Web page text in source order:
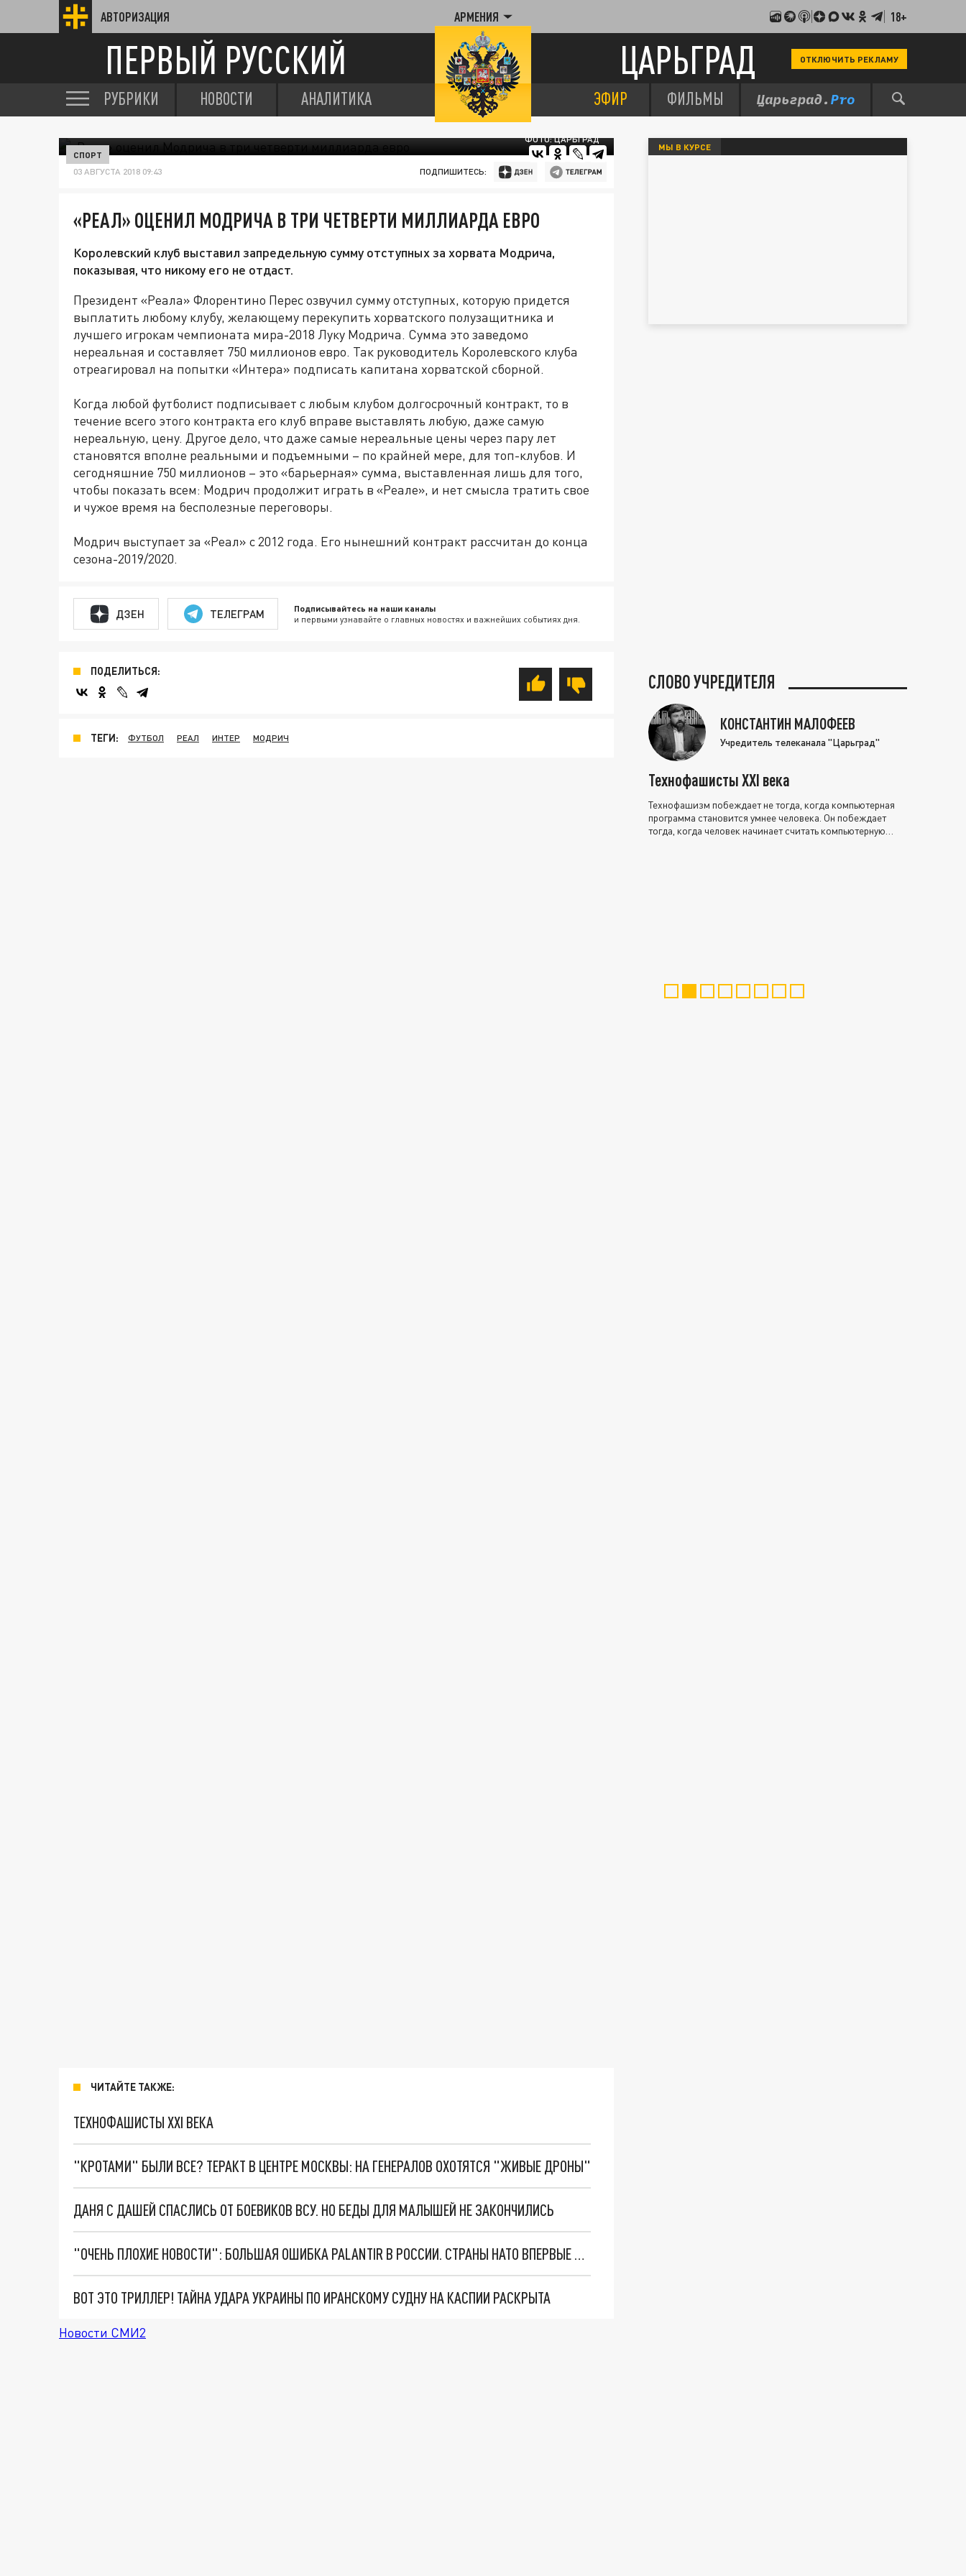
АВТОРИЗАЦИЯ АРМЕНИЯ 18+
ПЕРВЫЙ РУССКИЙ ЦАРЬГРАД ОТКЛЮЧИТЬ РЕКЛАМУ
РУБРИКИ НОВОСТИ АНАЛИТИКА ЭФИР ФИЛЬМЫ
ФОТО: ЦАРЬГРАД
СПОРТ
03 АВГУСТА 2018 09:43 ПОДПИШИТЕСЬ:
«РЕАЛ» ОЦЕНИЛ МОДРИЧА В ТРИ ЧЕТВЕРТИ МИЛЛИАРДА ЕВРО
Королевский клуб выставил запредельную сумму отступных за хорвата Модрича,
показывая, что никому его не отдаст.
Президент «Реала» Флорентино Перес озвучил сумму отступных, которую придется
выплатить любому клубу, желающему перекупить хорватского полузащитника и
лучшего игрокам чемпионата мира-2018 Луку Модрича. Сумма это заведомо
нереальная и составляет 750 миллионов евро. Так руководитель Королевского клуба
отреагировал на попытки «Интера» подписать капитана хорватской сборной.
Когда любой футболист подписывает с любым клубом долгосрочный контракт, то в
течение всего этого контракта его клуб вправе выставлять любую, даже самую
нереальную, цену. Другое дело, что даже самые нереальные цены через пару лет
становятся вполне реальными и подъемными – по крайней мере, для топ-клубов. И
сегодняшние 750 миллионов – это «барьерная» сумма, выставленная лишь для того,
чтобы показать всем: Модрич продолжит играть в «Реале», и нет смысла тратить свое
и чужое время на бесполезные переговоры.
Модрич выступает за «Реал» с 2012 года. Его нынешний контракт рассчитан до конца
сезона-2019/2020.
ДЗЕН ТЕЛЕГРАМ Подписывайтесь на наши каналы
и первыми узнавайте о главных новостях и важнейших событиях дня.
ПОДЕЛИТЬСЯ:
ТЕГИ: ФУТБОЛ РЕАЛ ИНТЕР МОДРИЧ
ЧИТАЙТЕ ТАКЖЕ:
ТЕХНОФАШИСТЫ XXI ВЕКА
"КРОТАМИ" БЫЛИ ВСЕ? ТЕРАКТ В ЦЕНТРЕ МОСКВЫ: НА ГЕНЕРАЛОВ ОХОТЯТСЯ "ЖИВЫЕ ДРОНЫ"
ДАНЯ С ДАШЕЙ СПАСЛИСЬ ОТ БОЕВИКОВ ВСУ. НО БЕДЫ ДЛЯ МАЛЫШЕЙ НЕ ЗАКОНЧИЛИСЬ
"ОЧЕНЬ ПЛОХИЕ НОВОСТИ": БОЛЬШАЯ ОШИБКА PALANTIR В РОССИИ. СТРАНЫ НАТО ВПЕРВЫЕ ЗА СВО ОСТАНОВИЛИ ПОСТАВКИ ОРУЖИЯ. ВСУ ТЕРЯЮТ ПРИГРАНИЧЬЕ?
ВОТ ЭТО ТРИЛЛЕР! ТАЙНА УДАРА УКРАИНЫ ПО ИРАНСКОМУ СУДНУ НА КАСПИИ РАСКРЫТА
Новости СМИ2
МЫ В КУРСЕ
СЛОВО УЧРЕДИТЕЛЯ
КОНСТАНТИН МАЛОФЕЕВ
Учредитель телеканала "Царьград"
Технофашисты XXI века
Технофашизм побеждает не тогда, когда компьютерная
программа становится умнее человека. Он побеждает
тогда, когда человек начинает считать компьютерную